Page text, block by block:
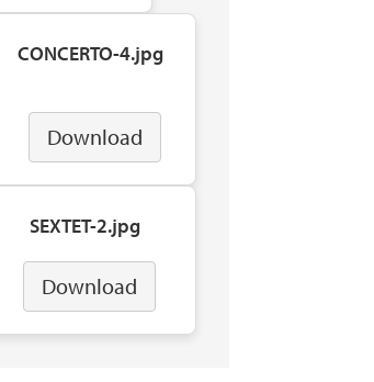
CONCERTO-4.jpg
Download
SEXTET-2.jpg
Download